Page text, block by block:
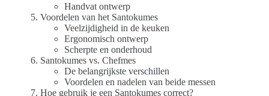
Handvat ontwerp
Voordelen van het Santokumes
Veelzijdigheid in de keuken
Ergonomisch ontwerp
Scherpte en onderhoud
Santokumes vs. Chefmes
De belangrijkste verschillen
Voordelen en nadelen van beide messen
Hoe gebruik je een Santokumes correct?